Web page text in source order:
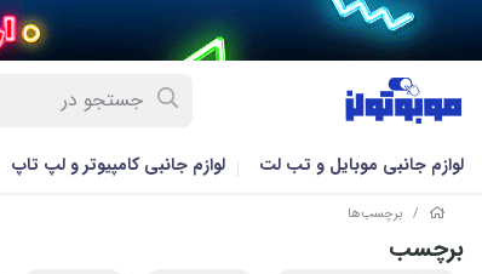
لوازم جانبی موبایل و تب لت لوازم جانبی کامپیوتر و لپ تاپ
/ برچسب‌ها
برچسب